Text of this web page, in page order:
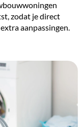
zodat je direct
aanpassingen.